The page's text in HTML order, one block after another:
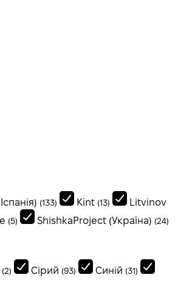
(133) Kint (13)
Litvinov
(5) ShishkaProject (Україна) (24)
(2) Сірий (93) Синій (31)